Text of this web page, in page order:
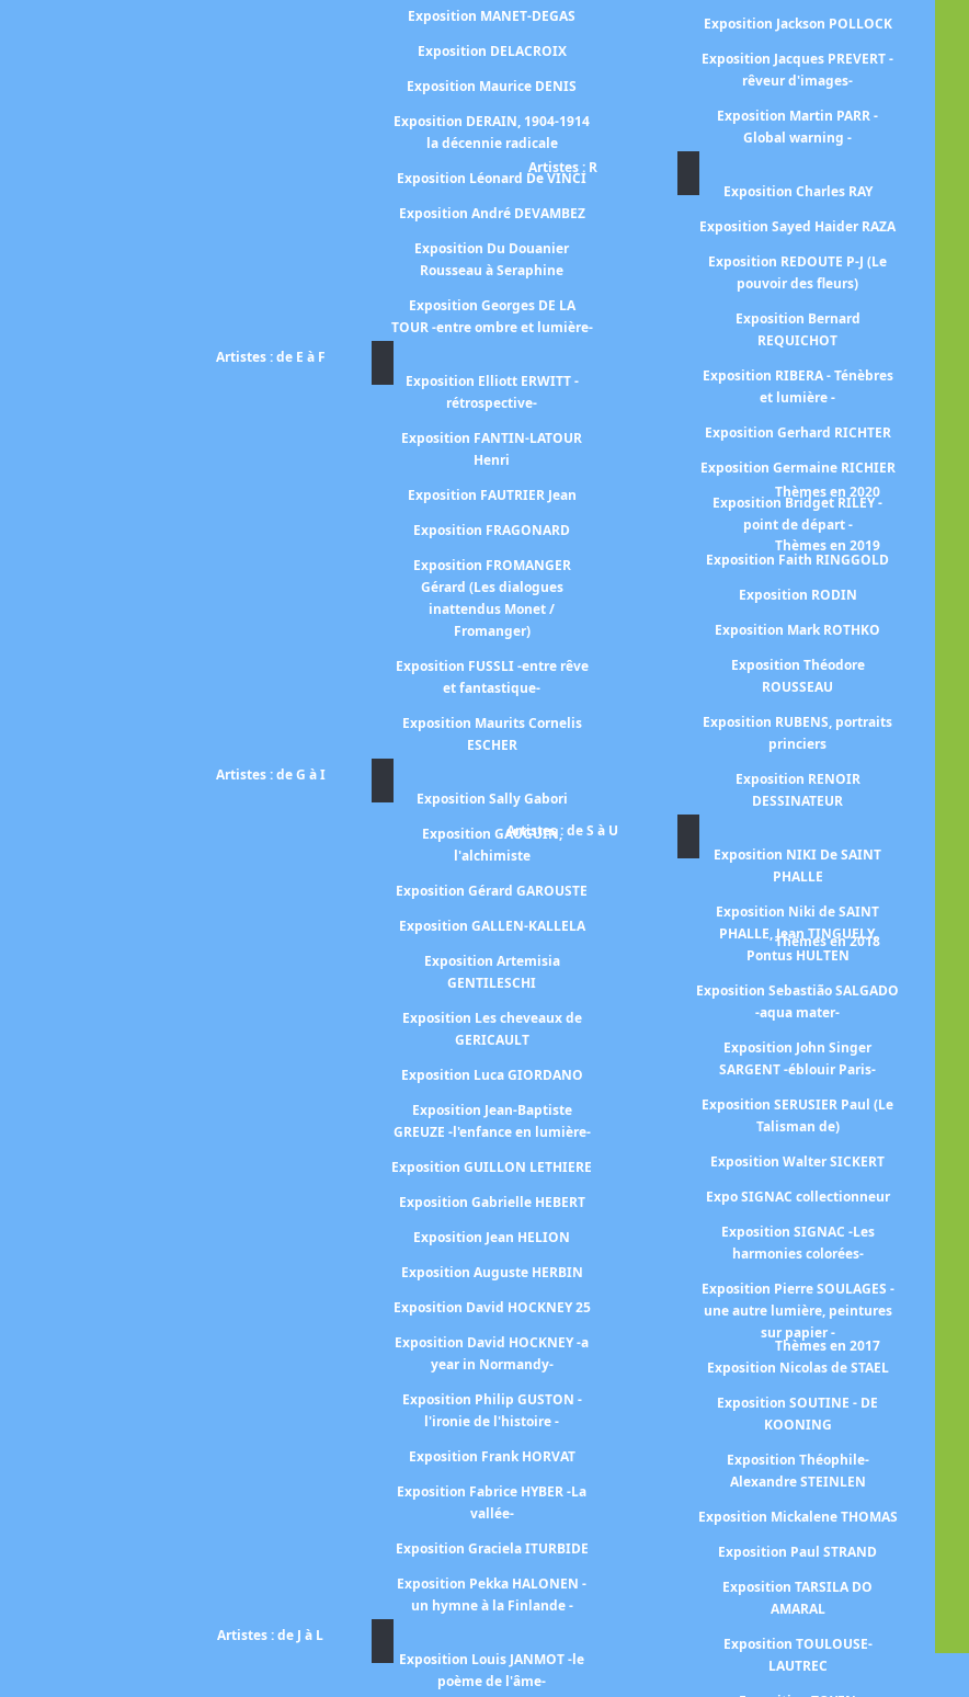
Exposition MANET-DEGAS
Exposition DELACROIX
Exposition Maurice DENIS
Exposition DERAIN, 1904-1914
la décennie radicale
Exposition Léonard De VINCI
Exposition André DEVAMBEZ
Exposition Du Douanier
Rousseau à Seraphine
Exposition Georges DE LA
TOUR -entre ombre et lumière-
Artistes : de E à F
Exposition Elliott ERWITT -
rétrospective-
Exposition FANTIN-LATOUR
Henri
Exposition FAUTRIER Jean
Exposition FRAGONARD
Exposition FROMANGER
Gérard (Les dialogues
inattendus Monet /
Fromanger)
Exposition FUSSLI -entre rêve
et fantastique-
Exposition Maurits Cornelis
ESCHER
Artistes : de G à I
Exposition Sally Gabori
Exposition GAUGUIN,
l'alchimiste
Exposition Gérard GAROUSTE
Exposition GALLEN-KALLELA
Exposition Artemisia
GENTILESCHI
Exposition Les cheveaux de
GERICAULT
Exposition Luca GIORDANO
Exposition Jean-Baptiste
GREUZE -l'enfance en lumière-
Exposition GUILLON LETHIERE
Exposition Gabrielle HEBERT
Exposition Jean HELION
Exposition Auguste HERBIN
Exposition David HOCKNEY 25
Exposition David HOCKNEY -a
year in Normandy-
Exposition Philip GUSTON -
l'ironie de l'histoire -
Exposition Frank HORVAT
Exposition Fabrice HYBER -La
vallée-
Exposition Graciela ITURBIDE
Exposition Pekka HALONEN -
un hymne à la Finlande -
Artistes : de J à L
Exposition Louis JANMOT -le
poème de l'âme-
Exposition Jackson POLLOCK
Exposition Jacques PREVERT -
rêveur d'images-
Exposition Martin PARR -
Global warning -
Artistes : R
Exposition Charles RAY
Exposition Sayed Haider RAZA
Exposition REDOUTE P-J (Le
pouvoir des fleurs)
Exposition Bernard
REQUICHOT
Exposition RIBERA - Ténèbres
et lumière -
Exposition Gerhard RICHTER
Exposition Germaine RICHIER
Exposition Bridget RILEY -
point de départ -
Exposition Faith RINGGOLD
Exposition RODIN
Exposition Mark ROTHKO
Exposition Théodore
ROUSSEAU
Exposition RUBENS, portraits
princiers
Exposition RENOIR
DESSINATEUR
Artistes : de S à U
Exposition NIKI De SAINT
PHALLE
Exposition Niki de SAINT
PHALLE, Jean TINGUELY,
Pontus HULTEN
Exposition Sebastião SALGADO
-aqua mater-
Exposition John Singer
SARGENT -éblouir Paris-
Exposition SERUSIER Paul (Le
Talisman de)
Exposition Walter SICKERT
Expo SIGNAC collectionneur
Exposition SIGNAC -Les
harmonies colorées-
Exposition Pierre SOULAGES -
une autre lumière, peintures
sur papier -
Exposition Nicolas de STAEL
Exposition SOUTINE - DE
KOONING
Exposition Théophile-
Alexandre STEINLEN
Exposition Mickalene THOMAS
Exposition Paul STRAND
Exposition TARSILA DO
AMARAL
Exposition TOULOUSE-
LAUTREC
Thèmes en 2020
Thèmes en 2019
Thèmes en 2018
Thèmes en 2017